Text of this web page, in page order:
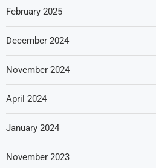
February 2025
December 2024
November 2024
April 2024
January 2024
November 2023